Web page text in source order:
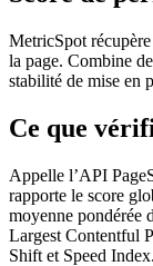
MetricSpot
la page. Combine
stabilité de mise en
Ce que
Appelle l’API
rapporte le score
moyenne pondérée
Largest Contentful
Shift et Speed Index.